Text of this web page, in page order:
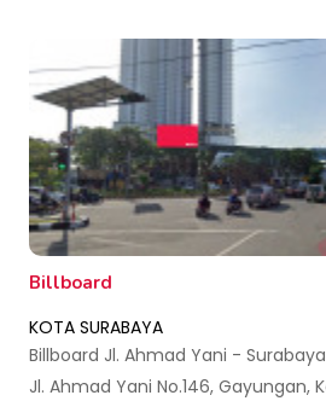
Billboard
KOTA SURABAYA
Billboard Jl. Ahmad Yani - Surabaya